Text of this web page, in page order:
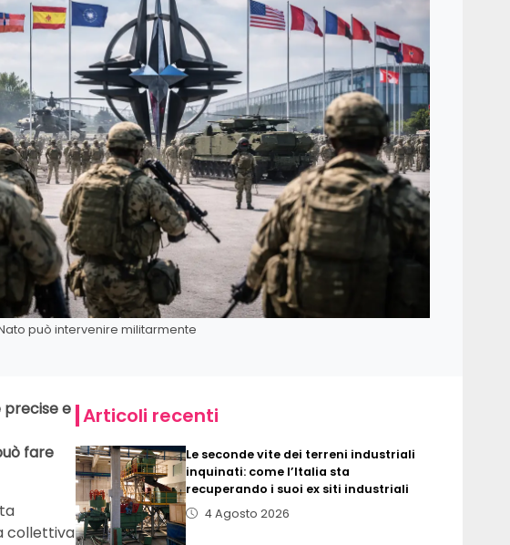
può intervenire militarmente
precise e
fare
collettiva
Articoli recenti
Le seconde vite dei terreni industriali
inquinati: come l’Italia sta
recuperando i suoi ex siti industriali
4 Agosto 2026